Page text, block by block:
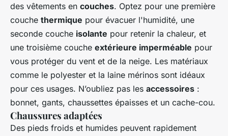
des vêtements en couches. Optez pour une première
couche thermique pour évacuer l'humidité, une
seconde couche isolante pour retenir la chaleur, et
une troisième couche extérieure imperméable pour
vous protéger du vent et de la neige. Les matériaux
comme le polyester et la laine mérinos sont idéaux
pour ces usages. N’oubliez pas les accessoires :
bonnet, gants, chaussettes épaisses et un cache-cou.
Chaussures adaptées
Des pieds froids et humides peuvent rapidement